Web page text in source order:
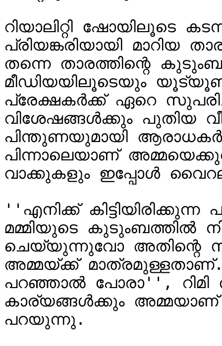
റിയാലിറ്റി ഷോയിലൂടെ
പ്രിയങ്കരിയായി മാറിയ
തന്നെ താരത്തിന്റെ
മീഡിയയിലൂടെയും
പ്രേക്ഷകർക്ക് ഏറെ
വിശേഷങ്ങൾക്കും പുതിയ
പിന്തുണയുമായി
പിന്നാലെയാണ്
വാക്കുകളും ഇപ്പോൾ
''എനിക്ക്
മമ്മിയുടെ കുടുംബത്തിൽ
ചെയ്യുന്നുവോ അതിന്റെ
അമ്മയ്ക്ക്
പറഞ്ഞാൽ പോരാ'',
കാര്യങ്ങൾക്കും അമ്മയാണ്
പറയുന്നു.